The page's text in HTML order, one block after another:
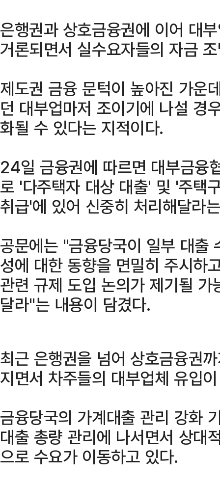
은행권과 상호금융권에 이어 대
거론되면서 실수요자들의 자금
제도권 금융 문턱이 높아진 가운
던 대부업마저 조이기에 나설 경
화될 수 있다는 지적이다.
24일 금융권에 따르면 대부금융
로 '다주택자 대상 대출' 및 '주택
취급'에 있어 신중히 처리해달라
공문에는 "금융당국이 일부 대출
성에 대한 동향을 면밀히 주시하
관련 규제 도입 논의가 제기될
달라"는 내용이 담겼다.
최근 은행권을 넘어 상호금융권
지면서 차주들의 대부업체 유입
금융당국의 가계대출 관리 강화
대출 총량 관리에 나서면서 상대
으로 수요가 이동하고 있다.